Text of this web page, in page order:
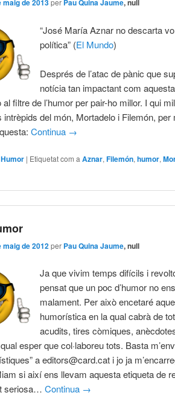
maig de 2013 per Pau Quina Jaume, null
“José María Aznar no descarta
política” (El Mundo)
Després de l’atac de pànic que
notícia tan impactant com
filtre de l’humor per pair-ho millor. I qui
intrèpids del món, Mortadelo i Filemón, per
Continua →
Humor | Etiquetat com a Aznar,Filemón,humor,
maig de 2012 per Pau Quina Jaume, null
Ja que vivim temps difícils i
pensat que un poc d’humor no
malament. Per això encetaré
humorística en la qual cabrà de
acudits, tires còmiques,
esper que col·laboreu tots. Basta
a editors@card.cat i jo ja
si així ens llevam aquesta etiqueta de
seriosa…Continua →